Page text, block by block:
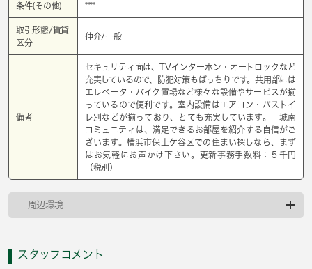
条件(その他) ****
取引形態/賃貸
区分
仲介/一般
備考
セキュリティ面は、TVインターホン・オートロックなど
充実しているので、防犯対策もばっちりです。共用部には
エレベータ・バイク置場など様々な設備やサービスが揃
っているので便利です。室内設備はエアコン・バストイ
レ別などが揃っており、とても充実しています。 城南
コミュニティは、満足できるお部屋を紹介する自信がご
ざいます。横浜市保土ケ谷区での住まい探しなら、まず
はお気軽にお声かけ下さい。更新事務手数料：５千円
（税別）
周辺環境
スタッフコメント